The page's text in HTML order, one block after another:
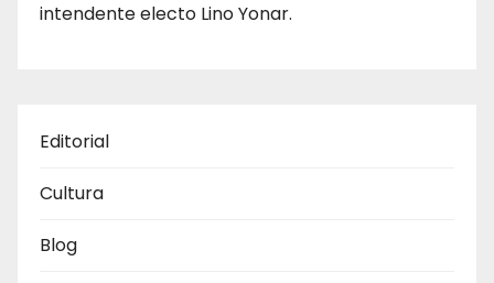
intendente electo Lino Yonar.
Editorial
Cultura
Blog